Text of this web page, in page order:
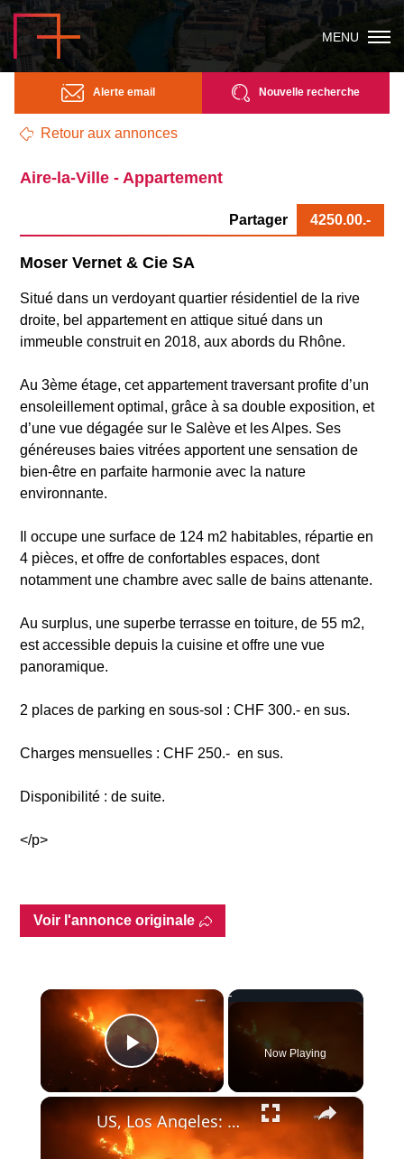
MENU
Alerte email Nouvelle recherche
Retour aux annonces
Aire-la-Ville - Appartement
Partager 4250.00.-
Moser Vernet & Cie SA
Situé dans un verdoyant quartier résidentiel de la rive
droite, bel appartement en attique situé dans un
immeuble construit en 2018, aux abords du Rhône.
Au 3ème étage, cet appartement traversant profite d’un
ensoleillement optimal, grâce à sa double exposition, et
d’une vue dégagée sur le Salève et les Alpes. Ses
généreuses baies vitrées apportent une sensation de
bien-être en parfaite harmonie avec la nature
environnante.
Il occupe une surface de 124 m2 habitables, répartie en
4 pièces, et offre de confortables espaces, dont
notamment une chambre avec salle de bains attenante.
Au surplus, une superbe terrasse en toiture, de 55 m2,
est accessible depuis la cuisine et offre une vue
panoramique.
2 places de parking en sous-sol : CHF 300.- en sus.
Charges mensuelles : CHF 250.- en sus.
Disponibilité : de suite.
</p>
Voir l'annonce originale
×
Play VideoNow Playing
×
US, Los Angeles: Llano Summit Fire Grows to 2676 Acres.